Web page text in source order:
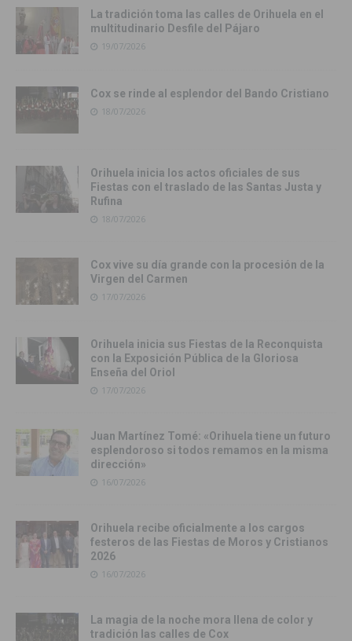
La tradición toma las calles de Orihuela en el
multitudinario Desfile del Pájaro
19/07/2026
Cox se rinde al esplendor del Bando Cristiano
18/07/2026
Orihuela inicia los actos oficiales de sus
Fiestas con el traslado de las Santas Justa y
Rufina
18/07/2026
Cox vive su día grande con la procesión de la
Virgen del Carmen
17/07/2026
Orihuela inicia sus Fiestas de la Reconquista
con la Exposición Pública de la Gloriosa
Enseña del Oriol
17/07/2026
Juan Martínez Tomé: «Orihuela tiene un futuro
esplendoroso si todos remamos en la misma
dirección»
16/07/2026
Orihuela recibe oficialmente a los cargos
festeros de las Fiestas de Moros y Cristianos
2026
16/07/2026
La magia de la noche mora llena de color y
tradición las calles de Cox